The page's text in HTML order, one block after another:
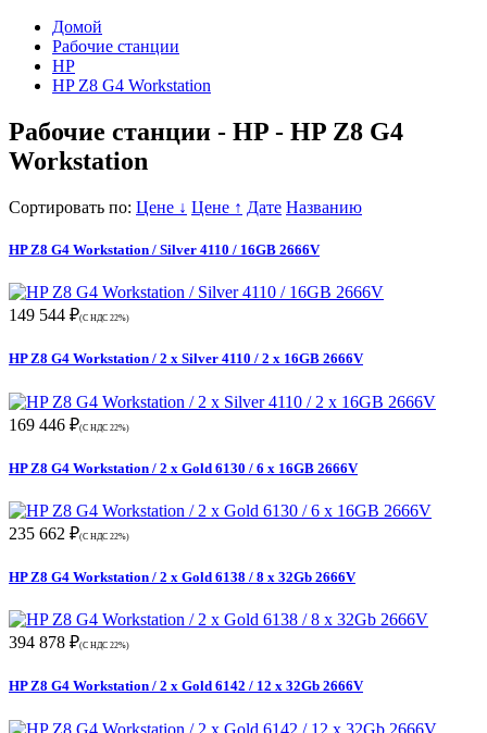
Домой
Рабочие станции
HP
HP Z8 G4 Workstation
Рабочие станции - HP - HP Z8 G4
Workstation
Сортировать по: Цене ↓ Цене ↑ Дате Названию
HP Z8 G4 Workstation / Silver 4110 / 16GB 2666V
149 544 ₽(С НДС 22%)
HP Z8 G4 Workstation / 2 x Silver 4110 / 2 x 16GB 2666V
169 446 ₽(С НДС 22%)
HP Z8 G4 Workstation / 2 x Gold 6130 / 6 x 16GB 2666V
235 662 ₽(С НДС 22%)
HP Z8 G4 Workstation / 2 x Gold 6138 / 8 x 32Gb 2666V
394 878 ₽(С НДС 22%)
HP Z8 G4 Workstation / 2 x Gold 6142 / 12 x 32Gb 2666V